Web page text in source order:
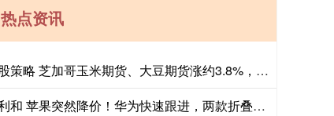
热点资讯
智股策略 芝加哥玉米期货、大豆期货涨约3.8%，投资者关注夏季天气对全球农作物生长构成的风险
诚利和 苹果突然降价！华为快速跟进，两款折叠屏，最高降3000元！